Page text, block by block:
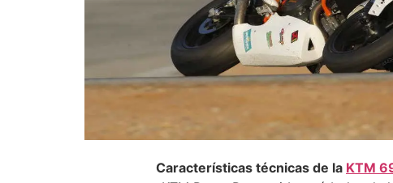
Características técnicas de la KTM